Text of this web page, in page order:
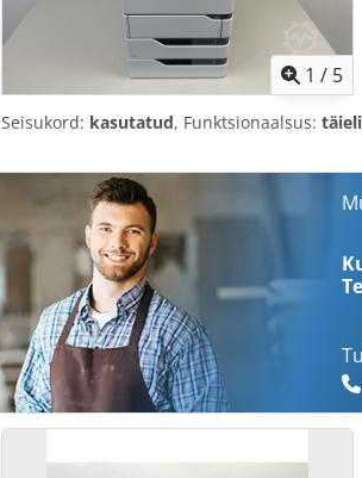
1 / 5
Seisukord: kasutatud, Funktsionaalsus: